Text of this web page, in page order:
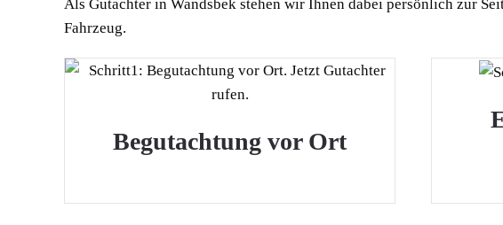
Als Gutachter in Wandsbek stehen wir Ihnen dabei persönlich zur
Fahrzeug.
Begutachtung vor Ort